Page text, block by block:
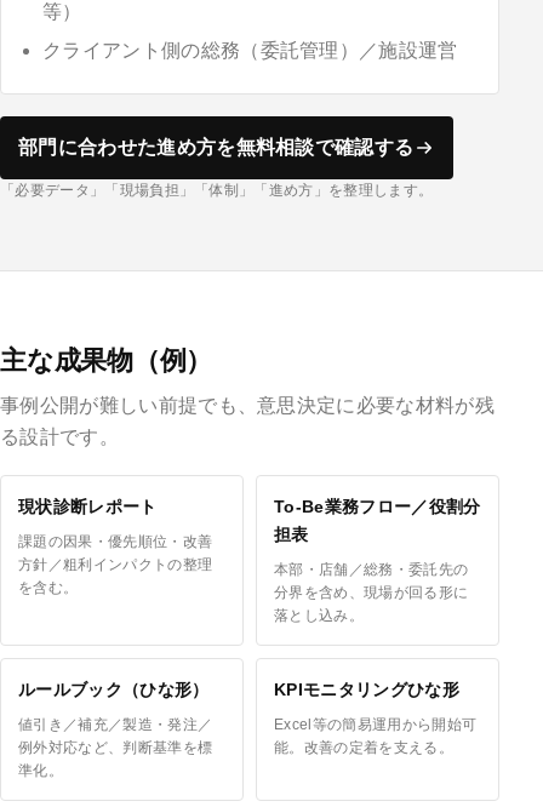
等）
クライアント側の総務（委託管理）／施設運営
部門に合わせた進め方を無料相談で確認する
「必要データ」「現場負担」「体制」「進め方」を整理します。
主な成果物（例）
事例公開が難しい前提でも、意思決定に必要な材料が残
る設計です。
現状診断レポート
課題の因果・優先順位・改善
方針／粗利インパクトの整理
を含む。
To-Be業務フロー／役割分
担表
本部・店舗／総務・委託先の
分界を含め、現場が回る形に
落とし込み。
ルールブック（ひな形）
値引き／補充／製造・発注／
例外対応など、判断基準を標
準化。
KPIモニタリングひな形
Excel等の簡易運用から開始可
能。改善の定着を支える。